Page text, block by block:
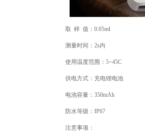
取 样 值：0.05ml
测量时间：2s内
使用温度范围：5~45C
供电方式：充电锂电池
电池容量：350mAh
防水等级：IP67
注意事项：